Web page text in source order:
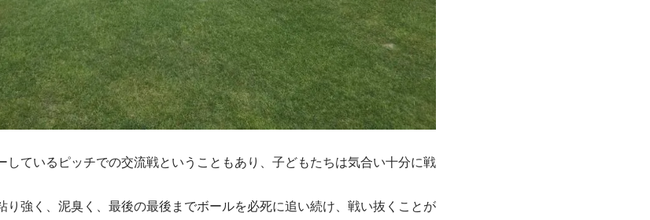
しているピッチでの交流戦ということもあり、子どもたちは気合い十分に戦
り強く、泥臭く、最後の最後までボールを必死に追い続け、戦い抜くことが